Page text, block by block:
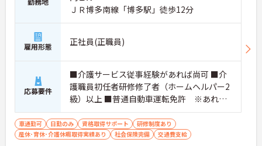
ＪＲ博多南線「博多駅」徒歩12分
雇用形態 正社員(正職員)
応募要件
■介護サービス従事経験があれば尚可 ■介
護職員初任者研修修了者（ホームヘルパー2
級）以上 ■普通自動車運転免許 ※あれば
尚可（ＡＴ限定可）
車通勤可 日勤のみ 資格取得サポート
研修制度あり
産休･育休･介護休暇取得実績あり
社会保険完備 交通費支給